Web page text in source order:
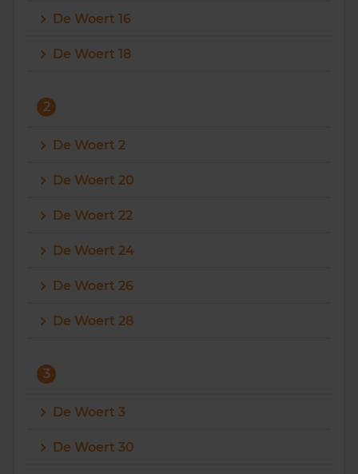
De Woert 16
De Woert 18
2
De Woert 2
De Woert 20
De Woert 22
De Woert 24
De Woert 26
De Woert 28
3
De Woert 3
De Woert 30